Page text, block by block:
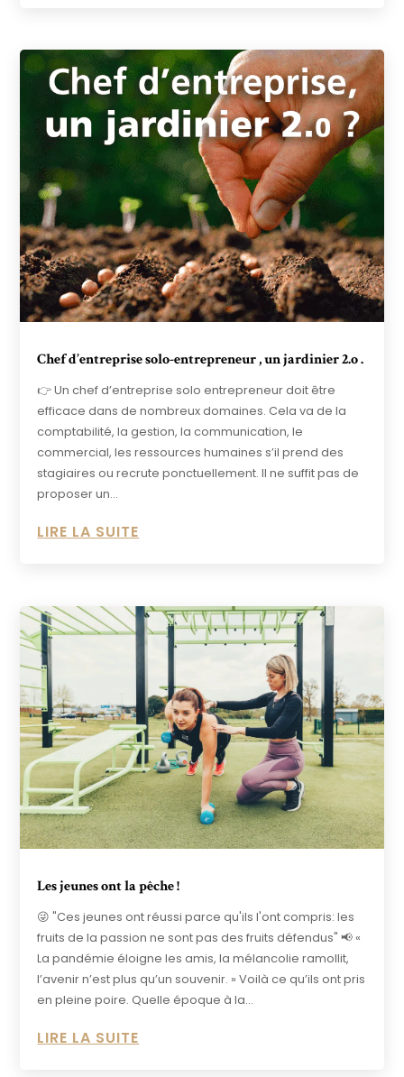
Chef d’entreprise solo-entrepreneur , un jardinier 2.o .
👉 Un chef d’entreprise solo entrepreneur doit être
efficace dans de nombreux domaines. Cela va de la
comptabilité, la gestion, la communication, le
commercial, les ressources humaines s’il prend des
stagiaires ou recrute ponctuellement. Il ne suffit pas de
proposer un...
LIRE LA SUITE
Les jeunes ont la pêche !
😜 "Ces jeunes ont réussi parce qu'ils l'ont compris: les
fruits de la passion ne sont pas des fruits défendus" 📢 «
La pandémie éloigne les amis, la mélancolie ramollit,
l’avenir n’est plus qu’un souvenir. » Voilà ce qu’ils ont pris
en pleine poire. Quelle époque à la...
LIRE LA SUITE